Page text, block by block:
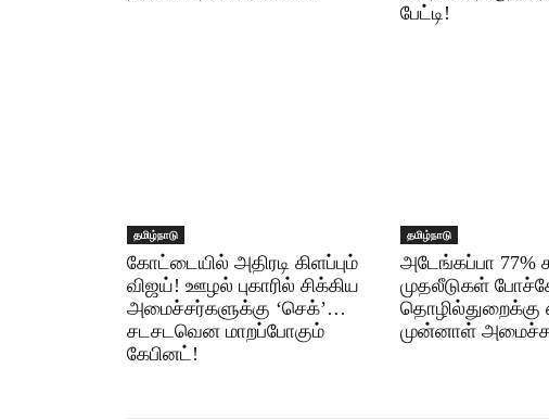
பேட்டி!
தமிழ்நாடு
கோட்டையில் அதிரடி கிளப்பும்
விஜய்! ஊழல் புகாரில் சிக்கிய
அமைச்சர்களுக்கு ‘செக்’…
சடசடவென மாறப்போகும்
கேபினட்!​
தமிழ்நாடு
அடேங்கப்பா 77%
முதலீடுகள்
முன்னாள்